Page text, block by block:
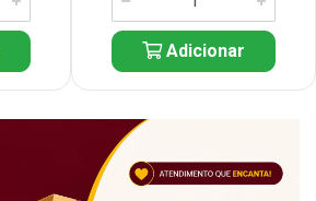
Adicionar